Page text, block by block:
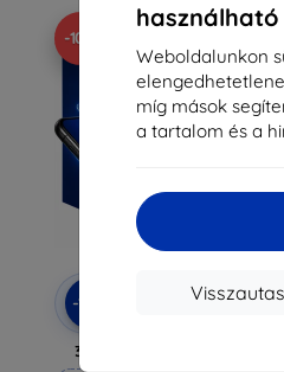
Weboldalunkon
míg mások
a tartalom és a
-10%
-10%
Kedvezmény
3mk Hammer védőfólia